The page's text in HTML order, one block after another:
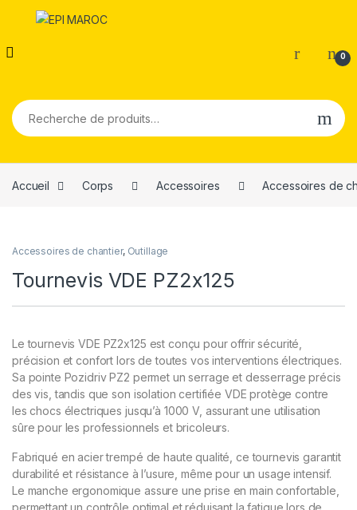
0
Recherche pour :
Accueil Corps Accessoires Accessoires de
Accessoires de chantier, Outillage
Tournevis VDE PZ2x125
Le tournevis VDE PZ2x125 est conçu pour offrir sécurité,
précision et confort lors de toutes vos interventions électriques.
Sa pointe Pozidriv PZ2 permet un serrage et desserrage précis
des vis, tandis que son isolation certifiée VDE protège contre
les chocs électriques jusqu’à 1000 V, assurant une utilisation
sûre pour les professionnels et bricoleurs.
Fabriqué en acier trempé de haute qualité, ce tournevis garantit
durabilité et résistance à l’usure, même pour un usage intensif.
Le manche ergonomique assure une prise en main confortable,
permettant un contrôle optimal et réduisant la fatigue lors de